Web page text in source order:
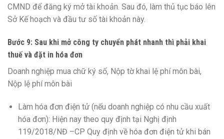
CMND để đăng ký mở tài khoản. Sau đó, làm thủ tục báo lên
Sở Kế hoạch và đầu tư số tài khoản này.
Bước 9: Sau khi mở công ty chuyển phát nhanh thì phải khai
thuế và đặt in hóa đơn
Doanh nghiệp mua chữ ký số, Nộp tờ khai lệ phí môn bài,
Nộp lệ phí môn bài
Làm hóa đơn điện tử (nếu doanh nghiệp có nhu cầu xuất
hóa đơn): Hiện nay theo quy định tại Nghị định
119/2018/NĐ –CP Quy định về hóa đơn điện tử khi bán